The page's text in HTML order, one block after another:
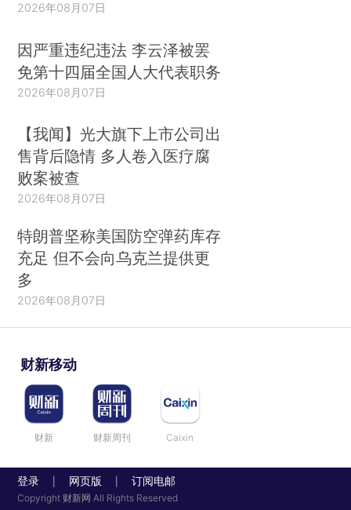
2026年08月07日
因严重违纪违法 李云泽被罢
免第十四届全国人大代表职务
2026年08月07日
【我闻】光大旗下上市公司出
售背后隐情 多人卷入医疗腐
败案被查
2026年08月07日
特朗普坚称美国防空弹药库存
充足 但不会向乌克兰提供更
多
2026年08月07日
财新移动
财新 财新周刊 Caixin
登录 网页版 订阅电邮
Copyright 财新网 All Rights Reserved